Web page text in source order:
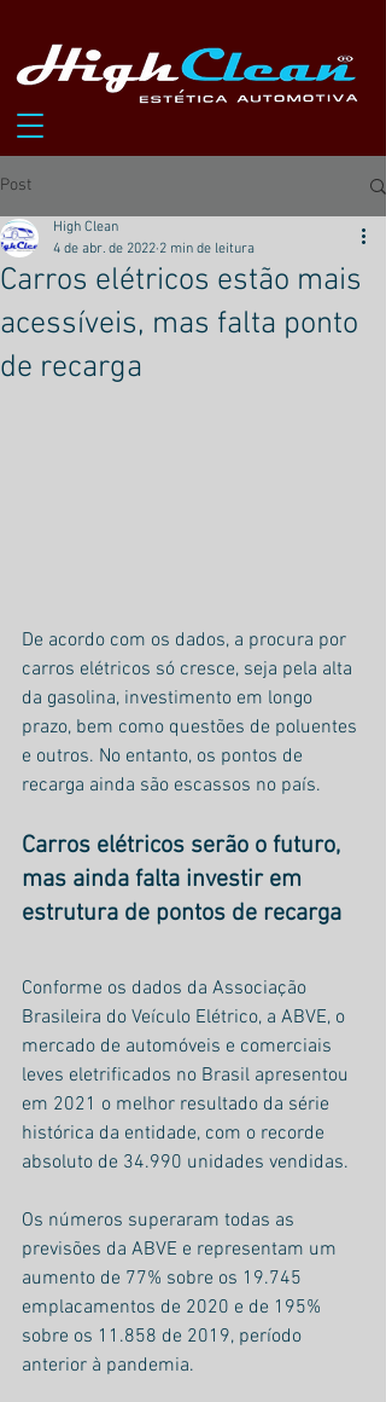
Post
Carros elétricos estão mais
acessíveis, mas falta ponto
de recarga
High Clean
4 de abr. de 2022 2 min de leitura
De acordo com os dados, a procura por
carros elétricos só cresce, seja pela alta
da gasolina, investimento em longo
prazo, bem como questões de poluentes
e outros. No entanto, os pontos de
recarga ainda são escassos no país.
Carros elétricos serão o futuro,
mas ainda falta investir em
estrutura de pontos de recarga
Conforme os dados da Associação
Brasileira do Veículo Elétrico, a ABVE, o
mercado de automóveis e comerciais
leves eletrificados no Brasil apresentou
em 2021 o melhor resultado da série
histórica da entidade, com o recorde
absoluto de 34.990 unidades vendidas.
Os números superaram todas as
previsões da ABVE e representam um
aumento de 77% sobre os 19.745
emplacamentos de 2020 e de 195%
sobre os 11.858 de 2019, período
anterior à pandemia.